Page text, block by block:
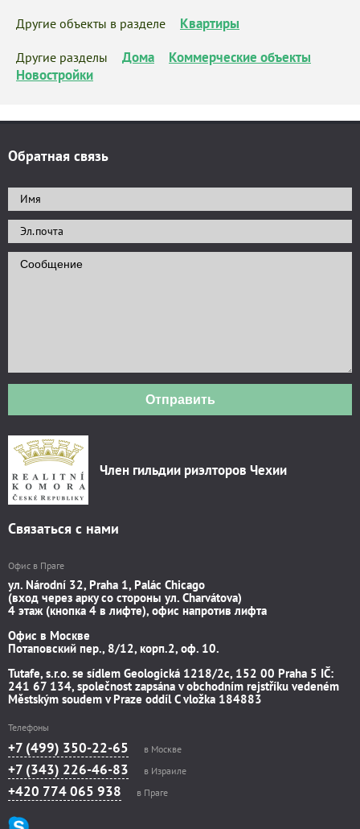
Другие объекты в разделе Квартиры
Другие разделы Дома
Коммерческие объекты
Новостройки
Обратная связь
Отправить
Член гильдии риэлторов Чехии
Связаться с нами
Офис в Праге
ул. Národní 32, Praha 1, Palác Chicago
(вход через арку со стороны ул. Charvátova)
4 этаж (кнопка 4 в лифте), офис напротив лифта
Офис в Москве
Потаповский пер., 8/12, корп.2, оф. 10.
Tutafe, s.r.o. se sídlem Geologická 1218/2c, 152 00 Praha 5 IČ:
241 67 134, společnost zapsána v obchodním rejstříku vedeném
Městským soudem v Praze oddíl C vložka 184883
Телефоны
+7 (499) 350-22-65 в Москве
+7 (343) 226-46-83 в Израиле
+420 774 065 938 в Праге